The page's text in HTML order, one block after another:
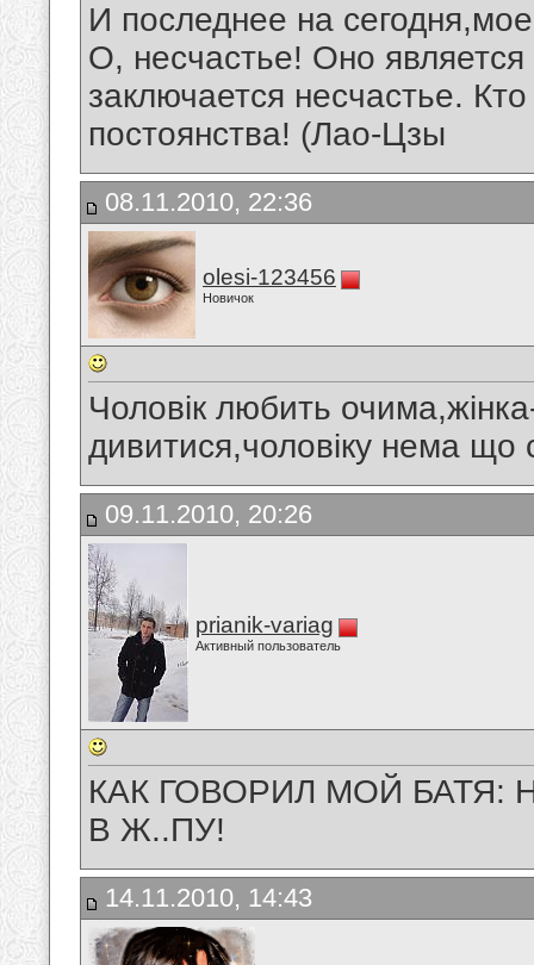
И последнее на
О, несчастье! Оно
заключается несчастье.
постоянства! (Лао-Цзы
08.11.2010, 22:36
olesi-123456
Новичок
Чоловік любить
дивитися,чоловіку нема що
09.11.2010, 20:26
prianik-variag
Активный пользователь
КАК ГОВОРИЛ МОЙ БАТЯ:
В Ж..ПУ!
14.11.2010, 14:43